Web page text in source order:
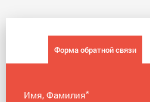
Форма обратной связи
Имя, Фамилия*